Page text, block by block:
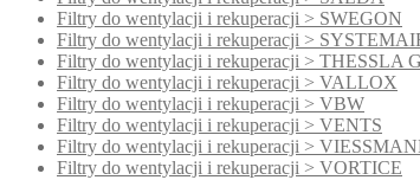
Filtry do wentylacji i rekuperacji > SWEGON
Filtry do wentylacji i rekuperacji >
Filtry do wentylacji i rekuperacji > THESSLA
Filtry do wentylacji i rekuperacji > VALLOX
Filtry do wentylacji i rekuperacji > VBW
Filtry do wentylacji i rekuperacji > VENTS
Filtry do wentylacji i rekuperacji >
Filtry do wentylacji i rekuperacji > VORTICE